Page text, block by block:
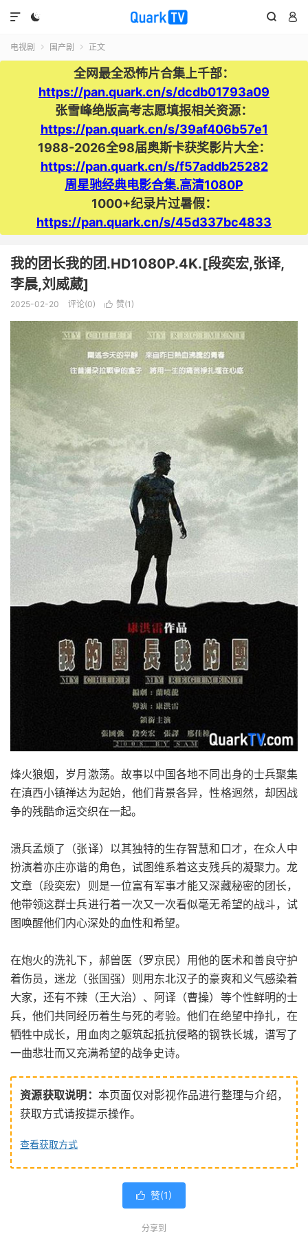
  

电视剧  国产剧  正文
全网最全恐怖片合集上千部：
https://pan.quark.cn/s/dcdb01793a09
张雪峰绝版高考志愿填报相关资源：
https://pan.quark.cn/s/39af406b57e1
1988-2026全98届奥斯卡获奖影片大全：
https://pan.quark.cn/s/f57addb25282
周星驰经典电影合集.高清1080P
1000+纪录片过暑假：
https://pan.quark.cn/s/45d337bc4833
我的团长我的团.HD1080P.4K.[段奕宏,张译,
李晨,刘威葳]
2025-02-20 评论(0)  赞(1 )
烽火狼烟，岁月激荡。故事以中国各地不同出身的士兵聚集
在滇西小镇禅达为起始，他们背景各异，性格迥然，却因战
争的残酷命运交织在一起。
溃兵孟烦了（张译）以其独特的生存智慧和口才，在众人中
扮演着亦庄亦谐的角色，试图维系着这支残兵的凝聚力。龙
文章（段奕宏）则是一位富有军事才能又深藏秘密的团长，
他带领这群士兵进行着一次又一次看似毫无希望的战斗，试
图唤醒他们内心深处的血性和希望。
在炮火的洗礼下，郝兽医（罗京民）用他的医术和善良守护
着伤员，迷龙（张国强）则用东北汉子的豪爽和义气感染着
大家，还有不辣（王大治）、阿译（曹操）等个性鲜明的士
兵，他们共同经历着生与死的考验。他们在绝望中挣扎，在
牺牲中成长，用血肉之躯筑起抵抗侵略的钢铁长城，谱写了
一曲悲壮而又充满希望的战争史诗。
资源获取说明： 本页面仅对影视作品进行整理与介绍，
获取方式请按提示操作。
查看获取方式
 赞(1)
分享到